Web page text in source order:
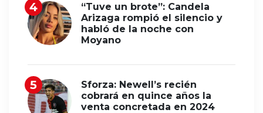
“Tuve un brote”: Candela
Arizaga rompió el silencio y
habló de la noche con
Moyano
Sforza: Newell’s recién
cobrará en quince años la
venta concretada en 2024